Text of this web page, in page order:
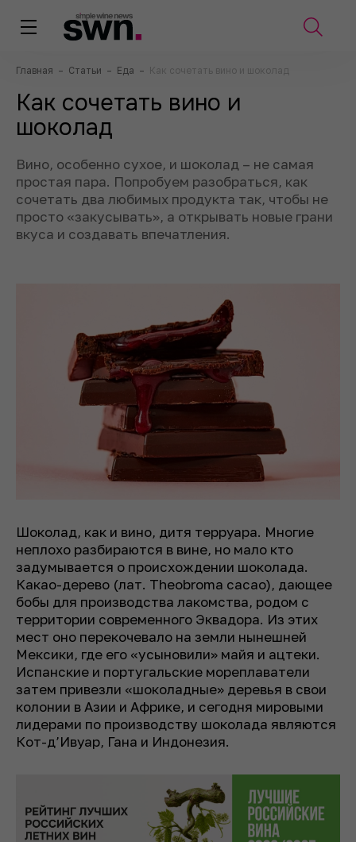
Главная – Статьи – Еда – Как сочетать вино и шоколад
Как сочетать вино и
шоколад
Вино, особенно сухое, и шоколад – не самая
простая пара. Попробуем разобраться, как
сочетать два любимых продукта так, чтобы не
просто «закусывать», а открывать новые грани
вкуса и создавать впечатления.
Шоколад, как и вино, дитя терруара. Многие
неплохо разбираются в вине, но мало кто
задумывается о происхождении шоколада.
Какао-дерево (лат. Theobroma cacao), дающее
бобы для производства лакомства, родом с
территории современного Эквадора. Из этих
мест оно перекочевало на земли нынешней
Мексики, где его «усыновили» майя и ацтеки.
Испанские и португальские мореплаватели
затем привезли «шоколадные» деревья в свои
колонии в Азии и Африке, и сегодня мировыми
лидерами по производству шоколада являются
Кот-д’Ивуар, Гана и Индонезия.